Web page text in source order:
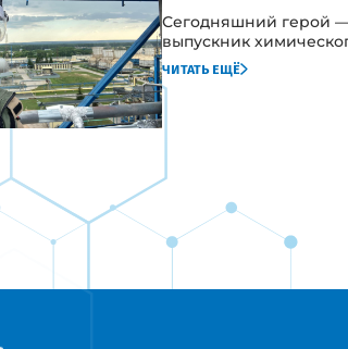
Сегодняшний герой —
выпускник
читать ещё